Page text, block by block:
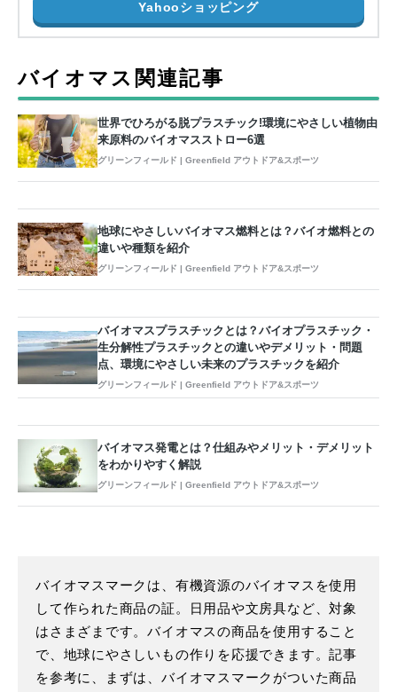
Yahooショッピング
バイオマス関連記事
世界でひろがる脱プラスチック!環境にやさしい植物由
来原料のバイオマスストロー6選
グリーンフィールド | Greenfield アウトドア&スポーツ
地球にやさしいバイオマス燃料とは？バイオ燃料との
違いや種類を紹介
グリーンフィールド | Greenfield アウトドア&スポーツ
バイオマスプラスチックとは？バイオプラスチック・
生分解性プラスチックとの違いやデメリット・問題
点、環境にやさしい未来のプラスチックを紹介
グリーンフィールド | Greenfield アウトドア&スポーツ
バイオマス発電とは？仕組みやメリット・デメリット
をわかりやすく解説
グリーンフィールド | Greenfield アウトドア&スポーツ
バイオマスマークは、有機資源のバイオマスを使用
して作られた商品の証。日用品や文房具など、対象
はさまざまです。バイオマスの商品を使用すること
で、地球にやさしいもの作りを応援できます。記事
を参考に、まずは、バイオマスマークがついた商品